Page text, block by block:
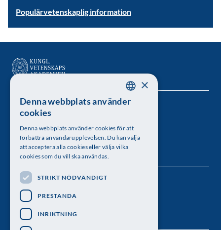
Populärvetenskaplig information
Kungl. Vetenskapsakademien
Besöksadress: Lilla Frescativägen 4A
Telefon: 08-673 95 00
Följ oss
SWEDISH
×
Denna webbplats använder
cookies
Denna webbplats använder cookies för att
förbättra användarupplevelsen. Du kan välja
att acceptera alla cookies eller välja vilka
cookies som du vill ska användas.
STRIKT NÖDVÄNDIGT
PRESTANDA
INRIKTNING